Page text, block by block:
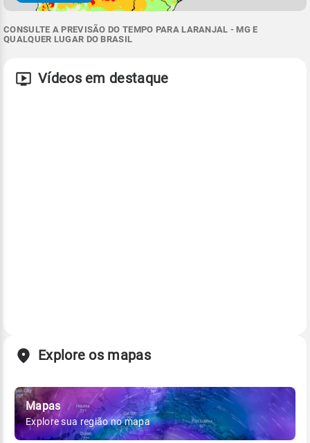
CONSULTE A PREVISÃO DO TEMPO PARA LARANJAL - MG E
QUALQUER LUGAR DO BRASIL
Vídeos em destaque
Explore os mapas
Mapas
Explore sua região no mapa